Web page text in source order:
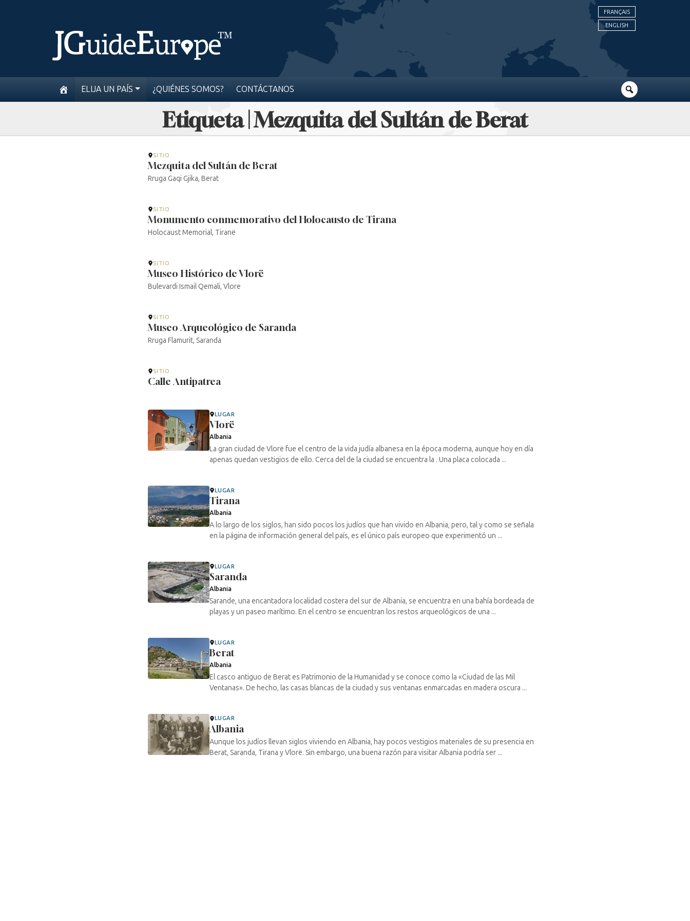
FRANÇAIS
ENGLISH
ELIJA UN PAÍS ¿QUIÉNES SOMOS? CONTÁCTANOS
Etiqueta | Mezquita del Sultán de Berat
SITIO
Mezquita del Sultán de Berat
Rruga Gaqi Gjika, Berat
SITIO
Monumento conmemorativo del Holocausto de Tirana
Holocaust Memorial, Tiranë
SITIO
Museo Histórico de Vlorë
Bulevardi Ismail Qemali, Vlore
SITIO
Museo Arqueológico de Saranda
Rruga Flamurit, Saranda
SITIO
Calle Antipatrea
LUGAR
Vlorë
Albania
La gran ciudad de Vlorë fue el centro de la vida judía albanesa en la época moderna, aunque hoy en día
apenas quedan vestigios de ello. Cerca del de la ciudad se encuentra la . Una placa colocada ...
LUGAR
Tirana
Albania
A lo largo de los siglos, han sido pocos los judíos que han vivido en Albania, pero, tal y como se señala
en la página de información general del país, es el único país europeo que experimentó un ...
LUGAR
Saranda
Albania
Sarande, una encantadora localidad costera del sur de Albania, se encuentra en una bahía bordeada de
playas y un paseo marítimo. En el centro se encuentran los restos arqueológicos de una ...
LUGAR
Berat
Albania
El casco antiguo de Berat es Patrimonio de la Humanidad y se conoce como la «Ciudad de las Mil
Ventanas». De hecho, las casas blancas de la ciudad y sus ventanas enmarcadas en madera oscura ...
LUGAR
Albania
Aunque los judíos llevan siglos viviendo en Albania, hay pocos vestigios materiales de su presencia en
Berat, Saranda, Tirana y Vlorë. Sin embargo, una buena razón para visitar Albania podría ser ...